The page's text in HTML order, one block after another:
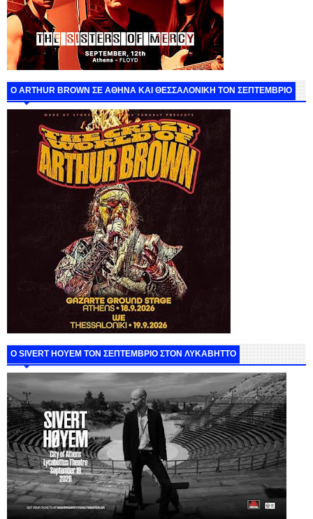
O ARTHUR BROWN ΣΕ ΑΘΗΝΑ ΚΑΙ ΘΕΣΣΑΛΟΝΙΚΗ ΤΟΝ ΣΕΠΤΕΜΒΡΙΟ
Ο SIVERT HOYEM ΤΟΝ ΣΕΠΤΕΜΒΡΙΟ ΣΤΟΝ ΛΥΚΑΒΗΤΤΟ